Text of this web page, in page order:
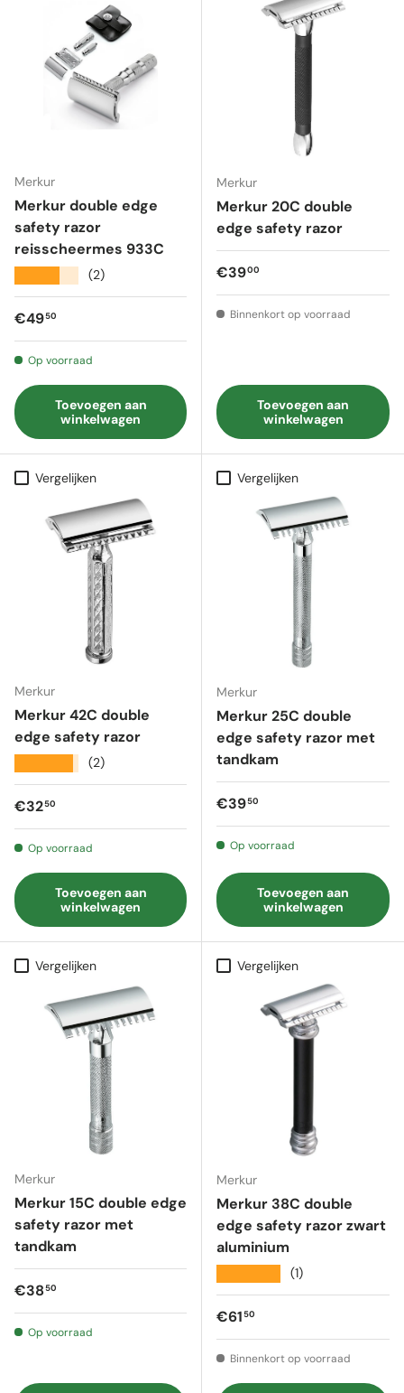
Merkur
Merkur double edge
safety razor
reisscheermes 933C
(2)
Reguliere prijs
€4950
Op voorraad
Toevoegen aan
winkelwagen
Merkur
Merkur 20C double
edge safety razor
Reguliere prijs
€3900
Binnenkort op voorraad
Toevoegen aan
winkelwagen
Vergelijken
Merkur
Merkur 42C double
edge safety razor
(2)
Reguliere prijs
€3250
Op voorraad
Toevoegen aan
winkelwagen
Vergelijken
Merkur
Merkur 25C double
edge safety razor met
tandkam
Reguliere prijs
€3950
Op voorraad
Toevoegen aan
winkelwagen
Vergelijken
Merkur
Merkur 15C double edge
safety razor met
tandkam
Reguliere prijs
€3850
Op voorraad
Vergelijken
Merkur
Merkur 38C double
edge safety razor zwart
aluminium
(1)
Reguliere prijs
€6150
Binnenkort op voorraad